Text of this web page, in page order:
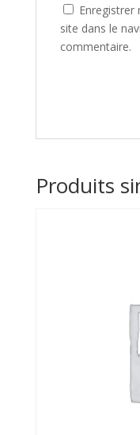
site dans le
commentaire.
Produits